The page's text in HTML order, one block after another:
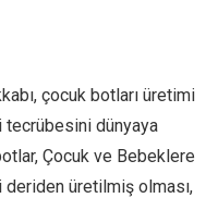
çocuk botları üretimi
tecrübesini dünyaya
Çocuk ve Bebeklere
üretilmiş olması,